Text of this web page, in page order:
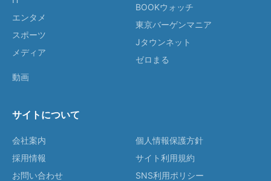
エンタメ
スポーツ
メディア
動画
BOOKウォッチ
東京バーゲンマニア
Jタウンネット
ゼロまる
サイトについて
会社案内
採用情報
お問い合わせ
個人情報保護方針
サイト利用規約
SNS利用ポリシー